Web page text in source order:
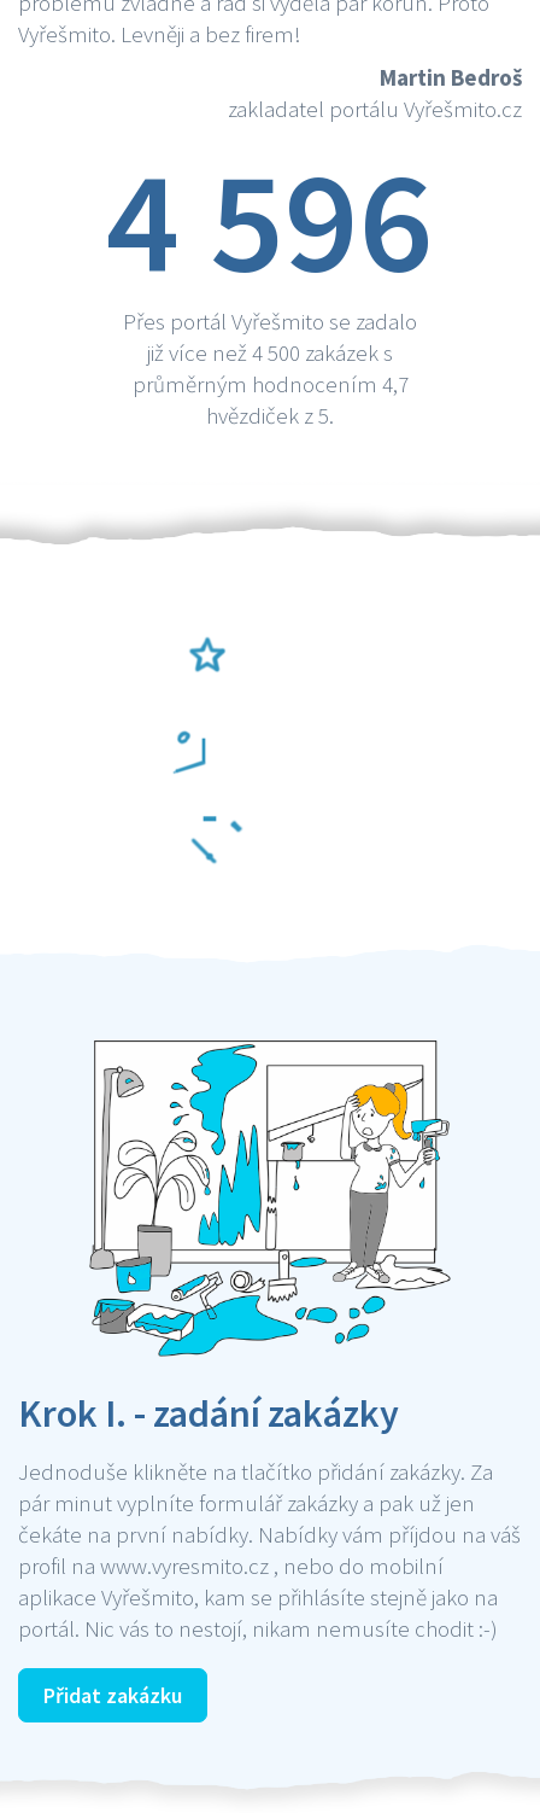
Vyřešmito. Levněji a bez firem!
Martin Bedroš
zakladatel portálu Vyřešmito.cz
4 596
Přes portál Vyřešmito se zadalo
již více než 4 500 zakázek s
průměrným hodnocením 4,7
hvězdiček z 5.
Krok I. - zadání zakázky
Jednoduše klikněte na tlačítko přidání zakázky. Za
pár minut vyplníte formulář zakázky a pak už jen
čekáte na první nabídky. Nabídky vám příjdou na váš
profil na www.vyresmito.cz , nebo do mobilní
aplikace Vyřešmito, kam se přihlásíte stejně jako na
portál. Nic vás to nestojí, nikam nemusíte chodit :-)
Přidat zakázku